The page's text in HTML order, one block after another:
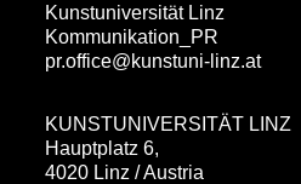
Kunstuniversität Linz
Kommunikation_PR
pr.office@kunstuni-linz.at
KUNSTUNIVERSITÄT LINZ
Hauptplatz 6,
4020 Linz / Austria